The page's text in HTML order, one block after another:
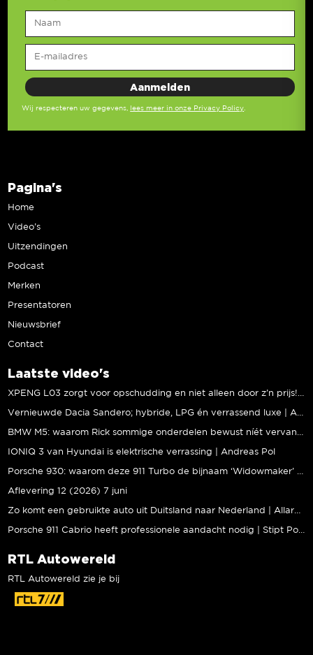
Wij respecteren uw gegevens, lees meer in onze Privacy Policy
Pagina's
Home
Video’s
Uitzendingen
Podcast
Merken
Presentatoren
Nieuwsbrief
Contact
Laatste video's
IONIQ 3 van Hyundai is elektrische verrassing | Andreas Pol
Aflevering 12 (2026) 7 juni
RTL Autowereld
RTL Autowereld zie je bij